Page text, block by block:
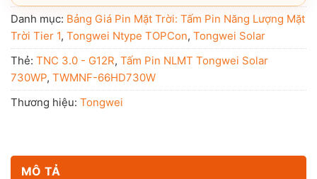
Danh mục: Bảng Giá Pin Mặt Trời: Tấm Pin Năng Lượng Mặt
Trời Tier 1, Tongwei Ntype TOPCon, Tongwei Solar
Thẻ: TNC 3.0 - G12R, Tấm Pin NLMT Tongwei Solar
730WP, TWMNF-66HD730W
Thương hiệu: Tongwei
MÔ TẢ